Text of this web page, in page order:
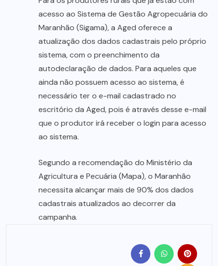
acesso ao Sistema de Gestão Agropecuária do
Maranhão (Sigama), a Aged oferece a
atualização dos dados cadastrais pelo próprio
sistema, com o preenchimento da
autodeclaração de dados. Para aqueles que
ainda não possuem acesso ao sistema, é
necessário ter o e-mail cadastrado no
escritório da Aged, pois é através desse e-mail
que o produtor irá receber o login para acesso
ao sistema.
Segundo a recomendação do Ministério da
Agricultura e Pecuária (Mapa), o Maranhão
necessita alcançar mais de 90% dos dados
cadastrais atualizados ao decorrer da
campanha.